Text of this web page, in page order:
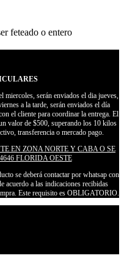
feteado o entero
miercoles, serán enviados el dia jueves,
a la tarde, serán enviados el día
el cliente para coordinar la entrega. El
valor de $500, superando los 10 kilos
transferencia o mercado pago.
EN ZONA NORTE Y CABA O SE
FLORIDA OESTE
se deberá contactar por whatsap con
acuerdo a las indicaciones recibidas
Este requisito es OBLIGATORIO.